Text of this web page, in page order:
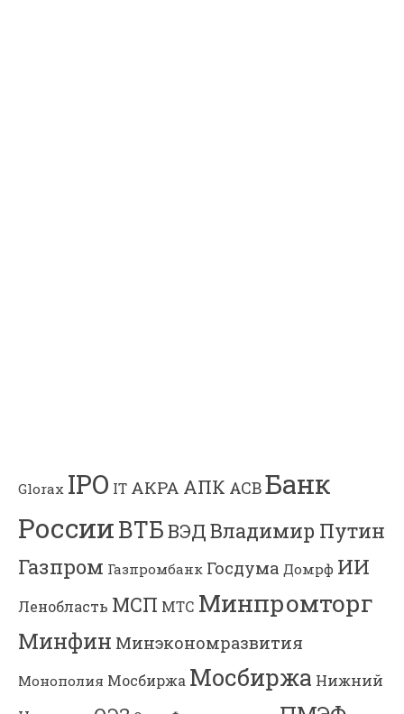
Glorax IPO IT АКРА АПК АСВБанк
РоссииВТБВЭДВладимир Путин
Газпром Газпромбанк Госдума Домрф ИИ
Ленобласть МСП МТС Минпромторг
Минфин Минэкономразвития
Монополия Мосбиржа Мосбиржа Нижний